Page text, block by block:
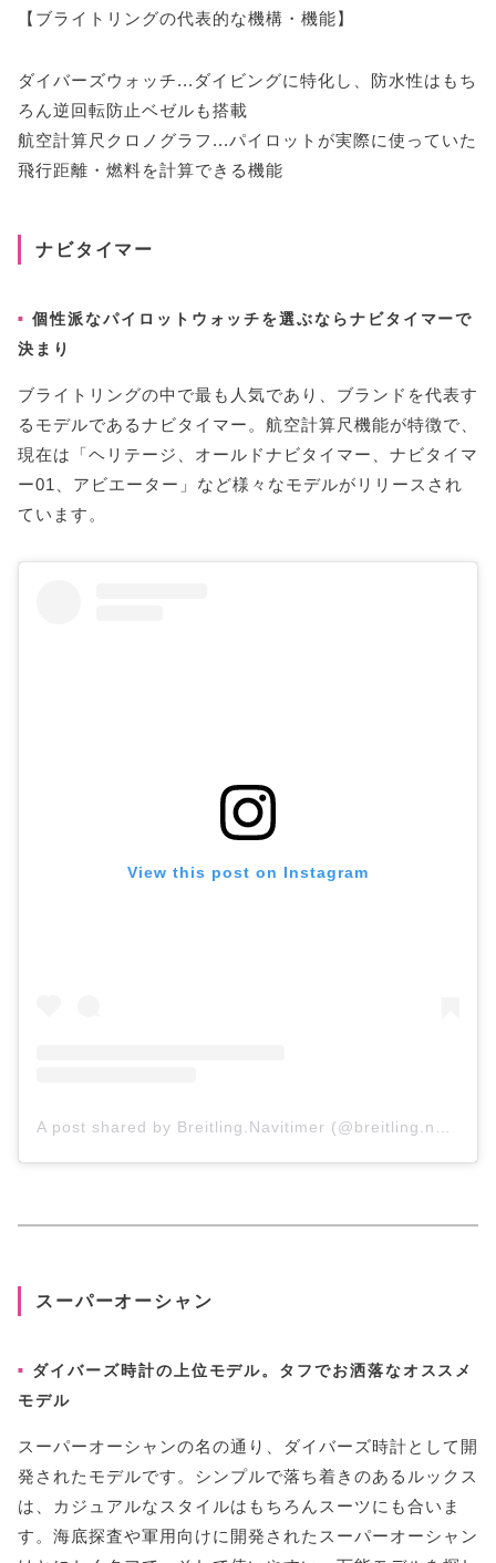
【ブライトリングの代表的な機構・機能】
ダイバーズウォッチ...ダイビングに特化し、防水性はもち
ろん逆回転防止ベゼルも搭載
航空計算尺クロノグラフ...パイロットが実際に使っていた
飛行距離・燃料を計算できる機能
ナビタイマー
個性派なパイロットウォッチを選ぶならナビタイマーで
決まり
ブライトリングの中で最も人気であり、ブランドを代表す
るモデルであるナビタイマー。航空計算尺機能が特徴で、
現在は「ヘリテージ、オールドナビタイマー、ナビタイマ
ー01、アビエーター」など様々なモデルがリリースされ
ています。
View this post on Instagram
スーパーオーシャン
ダイバーズ時計の上位モデル。タフでお洒落なオススメ
モデル
スーパーオーシャンの名の通り、ダイバーズ時計として開
発されたモデルです。シンプルで落ち着きのあるルックス
は、カジュアルなスタイルはもちろんスーツにも合いま
す。海底探査や軍用向けに開発されたスーパーオーシャン